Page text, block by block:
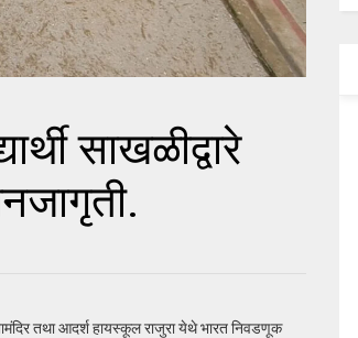
साखळीद्वारे
तथा आदर्श हायस्कूल राजुरा येथे भारत निवडणूक